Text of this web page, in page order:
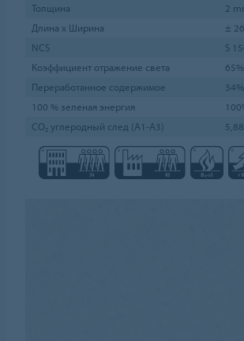
Толщина
2
Длина х Ширина
±
NCS
S
Коэффициент отражение света
65%
Переработанное содержимое
34%
100 % зеленая энергия
CO₂ углеродный след (A1-A3)